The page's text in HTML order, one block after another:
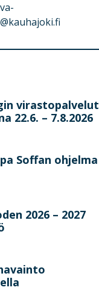
virastopalvelut
22.6. – 7.8.2026
Soffan ohjelma
2026 – 2027